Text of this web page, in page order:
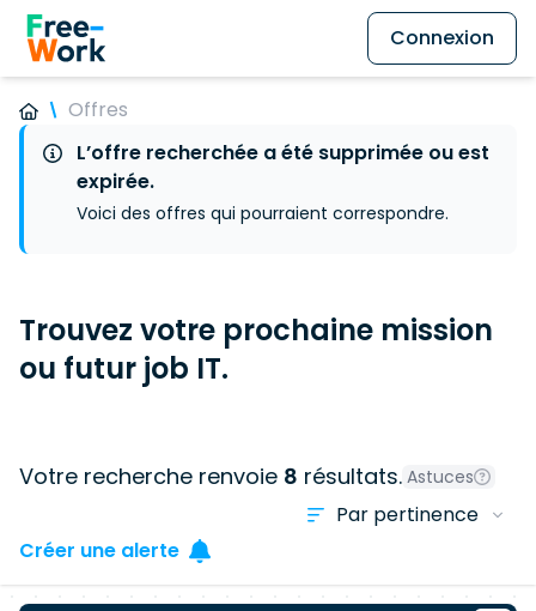
Connexion
Offres
L’offre recherchée a été supprimée ou est
expirée.
Voici des offres qui pourraient correspondre.
Trouvez votre prochaine mission
ou futur job IT.
Votre recherche renvoie 8 résultats. Astuces
Créer une alerte